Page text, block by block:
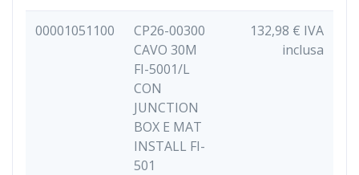
00001051100
CP26-00300
CAVO 30M
FI-5001/L
CON
JUNCTION
BOX E MAT
INSTALL FI-
501
132,98 € IVA
inclusa